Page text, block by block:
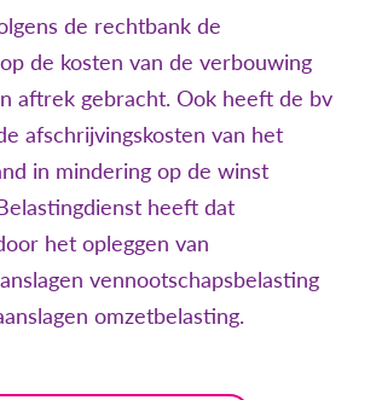
de rechtbank de
de kosten van de verbouwing
aftrek gebracht. Ook heeft de bv
afschrijvingskosten van het
in mindering op de winst
heeft dat
het opleggen van
vennootschapsbelasting
omzetbelasting.